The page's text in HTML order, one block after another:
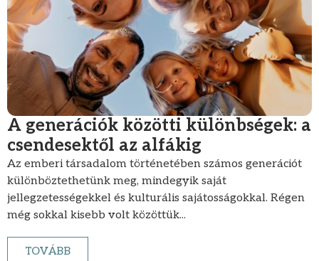
A generációk közötti különbségek: a
csendesektől az alfákig
Az emberi társadalom történetében számos generációt
különböztethetünk meg, mindegyik saját
jellegzetességekkel és kulturális sajátosságokkal. Régen
még sokkal kisebb volt közöttük...
TOVÁBB